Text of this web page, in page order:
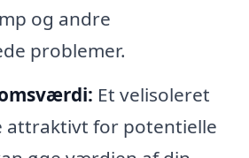
og andre
problemer.
Et velisoleret
attraktivt for potentielle